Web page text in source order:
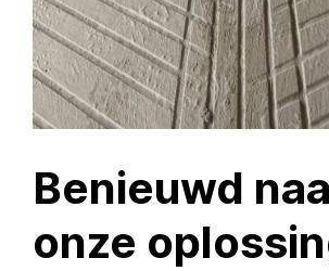
Benieuwd
onze